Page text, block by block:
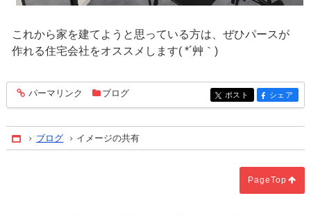
これから家を建てようと思っている方は、ぜひパースが
作れる住宅会社をオススメします( *´艸｀)
entry497
パーマリンク ブログ entry497
ポスト entry497
シェア
Home
ブログ イメージの共有
PageTop